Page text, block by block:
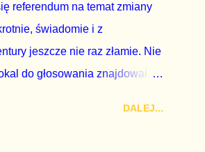
referendum na temat zmiany
świadomie i z
jeszcze nie raz złamie. Nie
do głosowania znajdował
DALEJ...